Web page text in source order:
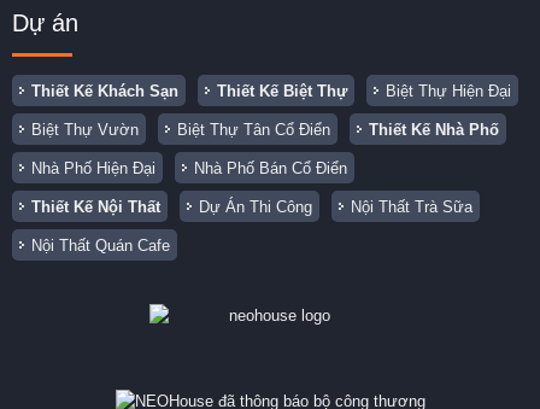
Dự án
Thiết Kế Khách Sạn Thiết Kế Biệt Thự Biệt Thự Hiện Đại
Biệt Thự Vườn Biệt Thự Tân Cổ Điển Thiết Kế Nhà Phố
Nhà Phố Hiện Đại Nhà Phố Bán Cổ Điển
Thiết Kế Nội Thất Dự Án Thi Công Nội Thất Trà Sữa
Nội Thất Quán Cafe